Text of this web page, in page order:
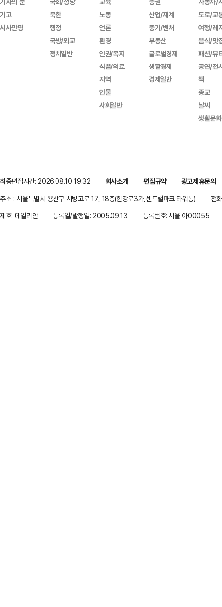
기고
시사만평
북한
행정
국방/외교
정치일반
노동
언론
환경
인권/복지
식품/의료
지역
인물
사회일반
산업/재계
중기/벤처
부동산
글로벌경제
생활경제
경제일반
도로/교
여행/레
음식/맛
패션/뷰
공연/전
책
종교
날씨
생활문
최종편집시간: 2026.08.10 19:32 회사소개 편집규약
광고제휴문의
주소 : 서울특별시 용산구 서빙고로 17, 18층(한강로3가,센트럴파크 타워동)
전
제호: 데일리안
등록일/발행일: 2005.09.13 등록번호: 서울 아00055